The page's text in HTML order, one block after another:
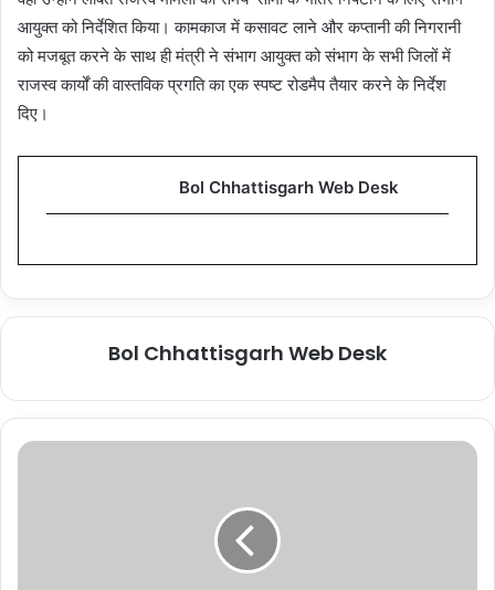
आयुक्त को निर्देशित किया। कामकाज में कसावट लाने और कप्तानी की निगरानी
को मजबूत करने के साथ ही मंत्री ने संभाग आयुक्त को संभाग के सभी जिलों में
राजस्व कार्यों की वास्तविक प्रगति का एक स्पष्ट रोडमैप तैयार करने के निर्देश
दिए।
Bol Chhattisgarh Web Desk
Bol Chhattisgarh Web Desk